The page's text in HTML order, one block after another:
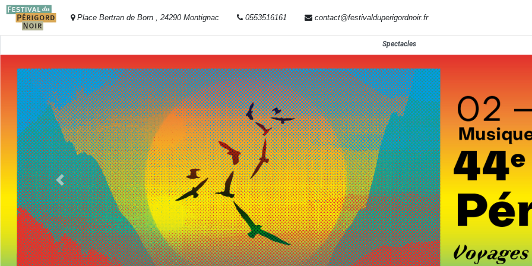
Place Bertran de Born , 24290 Montignac 0553516161 contact@festivalduperigordnoir.fr
Spectacles